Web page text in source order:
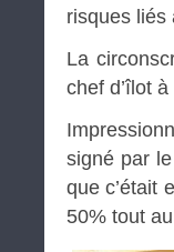
risques liés
La
chef d’îlot
signé par
que c’était
50% tout